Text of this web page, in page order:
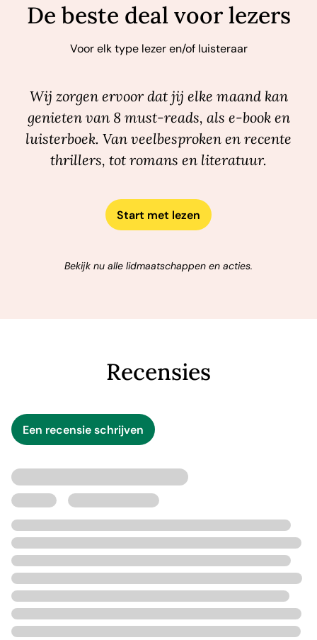
De beste deal voor lezers
Voor elk type lezer en/of luisteraar
Wij zorgen ervoor dat jij elke maand kan
genieten van 8 must-reads, als e-book en
luisterboek. Van veelbesproken en recente
thrillers, tot romans en literatuur.
Start met lezen
Bekijk nu alle lidmaatschappen en acties.
Recensies
Een recensie schrijven